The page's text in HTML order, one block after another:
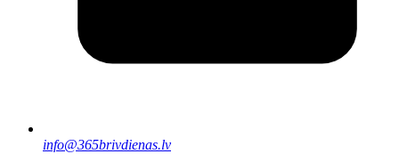
info@365brivdienas.lv